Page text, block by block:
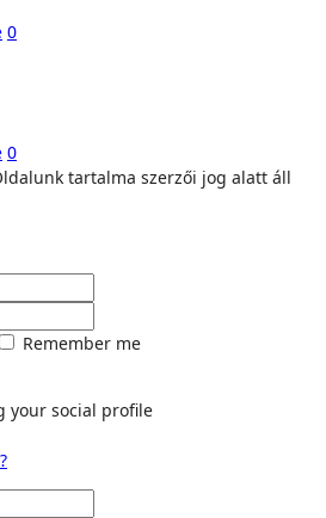
0
0
tartalma szerzői jog alatt áll
Remember me
your social profile